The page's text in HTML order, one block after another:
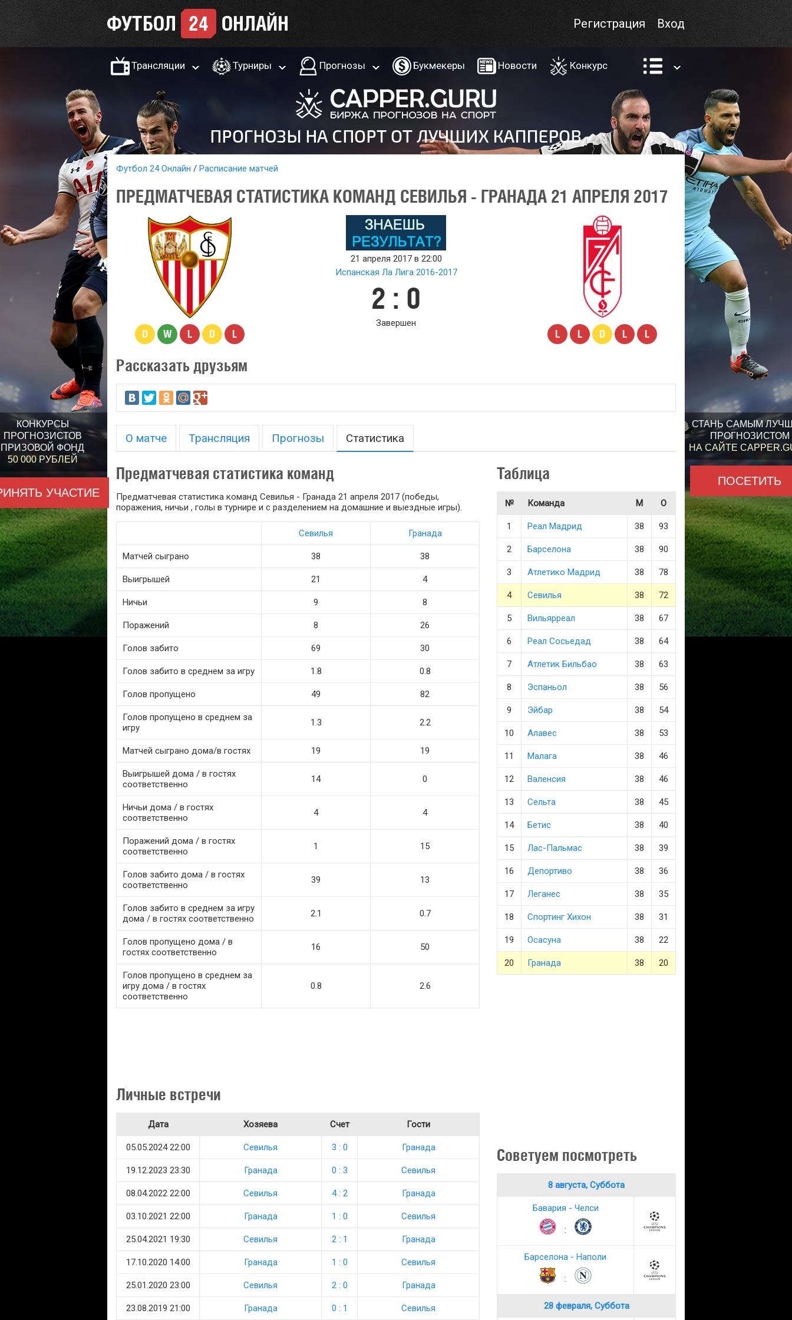
КОНКУРСЫ
ПРОГНОЗИСТОВ
ПРИЗОВОЙ ФОНД
50 000 РУБЛЕЙ
УЧАСТИЕ
СТАНЬ САМЫМ
ПРОГНОЗИСТОМ
НА САЙТЕ
ПОСЕТИТЬ
Вход
Регистрация
Трансляции Турниры Прогнозы Букмекеры Новости Конкурс
Футбол 24 Онлайн Расписание матчей
ПРЕДМАТЧЕВАЯ СТАТИСТИКА КОМАНД СЕВИЛЬЯ - ГРАНАДА 21 АПРЕЛЯ 2017
D W L D L
21 апреля 2017 в 22:00
Испанская Ла Лига 2016-2017
2 : 0
Завершен
L L D L L
Рассказать друзьям
О матче Трансляция Прогнозы Статистика
Предматчевая статистика команд
Предматчевая статистика команд Севилья - Гранада 21 апреля 2017 (победы,
поражения, ничьи , голы в турнире и с разделением на домашние и выездные игры).
Севилья Гранада
Матчей сыграно 38 38
Выигрышей 21 4
Ничьи 9 8
Поражений 8 26
Голов забито 69 30
Голов забито в среднем за игру 1.8 0.8
Голов пропущено 49 82
Голов пропущено в среднем за
игру
1.3 2.2
Матчей сыграно дома/в гостях 19 19
Выигрышей дома / в гостях
соответственно
14 0
Ничьи дома / в гостях
соответственно
4 4
Поражений дома / в гостях
соответственно
1 15
Голов забито дома / в гостях
соответственно
39 13
Голов забито в среднем за игру
дома / в гостях соответственно
2.1 0.7
Голов пропущено дома / в
гостях соответственно
16 50
Голов пропущено в среднем за
игру дома / в гостях
соответственно
0.8 2.6
Личные встречи
Дата Хозяева Счет Гости
05.05.2024 22:00 Севилья 3 : 0 Гранада
19.12.2023 23:30 Гранада 0 : 3 Севилья
08.04.2022 22:00 Севилья 4 : 2 Гранада
03.10.2021 22:00 Гранада 1 : 0 Севилья
25.04.2021 19:30 Севилья 2 : 1 Гранада
17.10.2020 14:00 Гранада 1 : 0 Севилья
25.01.2020 23:00 Севилья 2 : 0 Гранада
23.08.2019 21:00 Гранада 0 : 1 Севилья
Таблица
№ Команда М О
1 Реал Мадрид 38 93
2 Барселона 38 90
3 Атлетико Мадрид 38 78
4 Севилья 38 72
5 Вильярреал 38 67
6 Реал Сосьедад 38 64
7 Атлетик Бильбао 38 63
8 Эспаньол 38 56
9 Эйбар 38 54
10 Алавес 38 53
11 Малага 38 46
12 Валенсия 38 46
13 Сельта 38 45
14 Бетис 38 40
15 Лас-Пальмас 38 39
16 Депортиво 38 36
17 Леганес 38 35
18 Спортинг Хихон 38 31
19 Осасуна 38 22
20 Гранада 38 20
Советуем посмотреть
8 августа, Суббота
Бавария - Челси
:
Барселона - Наполи
:
28 февраля, Суббота